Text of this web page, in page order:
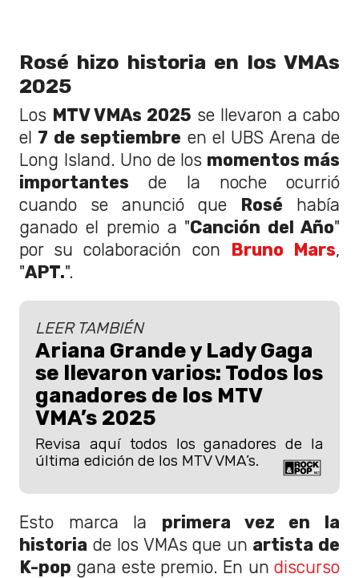
Rosé hizo historia en los VMAs
2025
Los MTV VMAs 2025 se llevaron a cabo
el 7 de septiembre en el UBS Arena de
Long Island. Uno de los momentos más
importantes de la noche ocurrió
cuando se anunció que Rosé había
ganado el premio a "Canción del Año"
por su colaboración con Bruno Mars,
"APT.".
LEER TAMBIÉN
Ariana Grande y Lady Gaga
se llevaron varios: Todos los
ganadores de los MTV
VMA’s 2025
Revisa aquí todos los ganadores de la
última edición de los MTV VMA’s.
Esto marca la primera vez en la
historia de los VMAs que un artista de
K-pop gana este premio. En un discurso